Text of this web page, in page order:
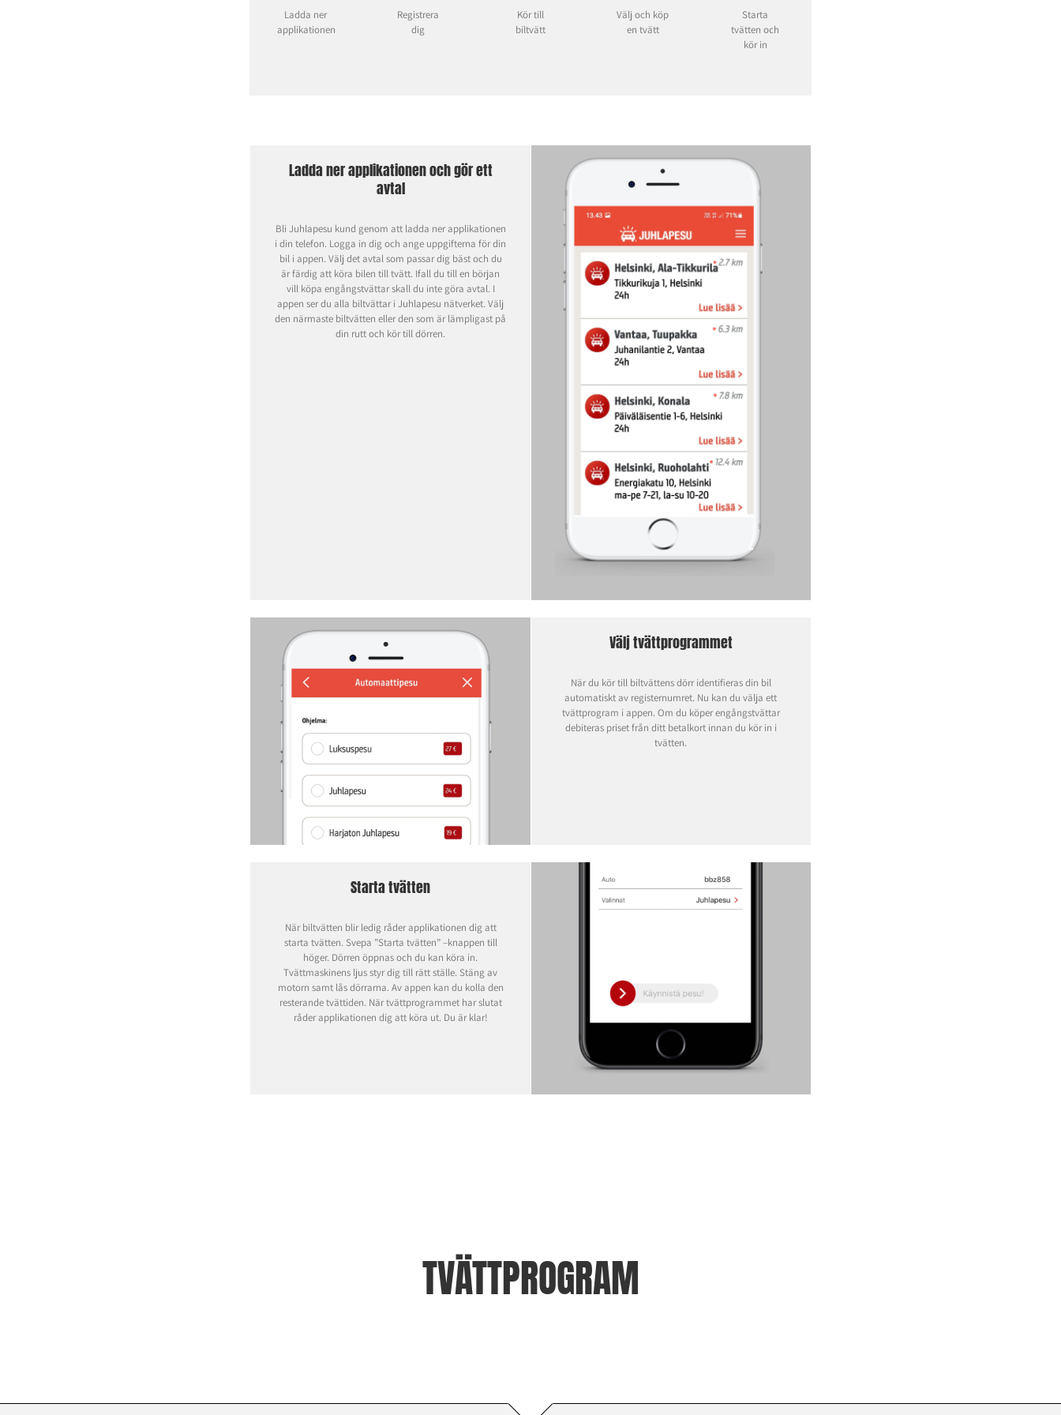
Ladda ner
applikationen
Registrera
dig
Kör till
biltvätt
Välj och köp
en tvätt
Starta
tvätten och
kör in
Ladda ner applikationen och gör ett
avtal
Bli Juhlapesu kund genom att ladda ner applikationen
i din telefon. Logga in dig och ange uppgifterna för din
bil i appen. Välj det avtal som passar dig bäst och du
är färdig att köra bilen till tvätt. Ifall du till en början
vill köpa engångstvättar skall du inte göra avtal. I
appen ser du alla biltvättar i Juhlapesu nätverket. Välj
den närmaste biltvätten eller den som är lämpligast på
din rutt och kör till dörren.
Välj tvättprogrammet
När du kör till biltvättens dörr identifieras din bil
automatiskt av registernumret. Nu kan du välja ett
tvättprogram i appen. Om du köper engångstvättar
debiteras priset från ditt betalkort innan du kör in i
tvätten.
Starta tvätten
När biltvätten blir ledig råder applikationen dig att
starta tvätten. Svepa ”Starta tvätten” –knappen till
höger. Dörren öppnas och du kan köra in.
Tvättmaskinens ljus styr dig till rätt ställe. Stäng av
motorn samt lås dörrarna. Av appen kan du kolla den
resterande tvättiden. När tvättprogrammet har slutat
råder applikationen dig att köra ut. Du är klar!
TVÄTTPROGRAM